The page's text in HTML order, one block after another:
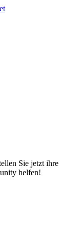
Sie jetzt ihre
helfen!